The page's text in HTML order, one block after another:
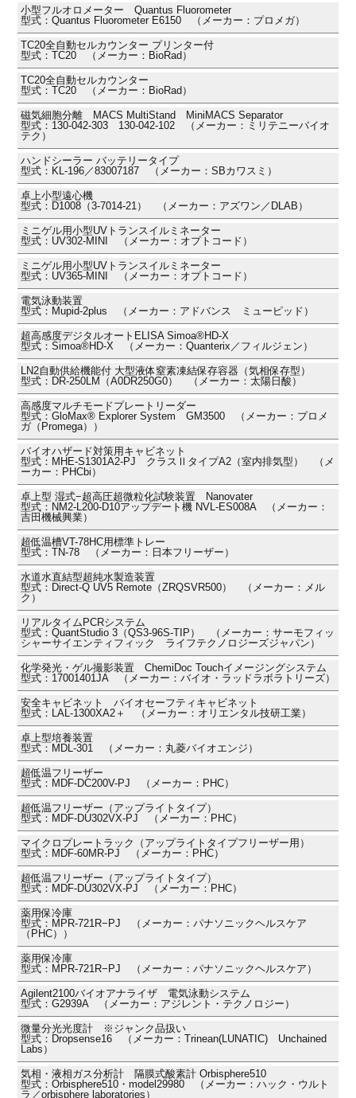
小型フルオロメーター Quantus Fluorometer
型式：Quantus Fluorometer E6150 （メーカー：プロメガ）
TC20全自動セルカウンター プリンター付
型式：TC20 （メーカー：BioRad）
TC20全自動セルカウンター
型式：TC20 （メーカー：BioRad）
磁気細胞分離 MACS MultiStand MiniMACS Separator
型式：130-042-303 130-042-102 （メーカー：ミリテニーバイオ
テク）
ハンドシーラー バッテリータイプ
型式：KL-196／83007187 （メーカー：SBカワスミ）
卓上小型遠心機
型式：D1008（3-7014-21） （メーカー：アズワン／DLAB）
ミニゲル用小型UVトランスイルミネーター
型式：UV302-MINI （メーカー：オプトコード）
ミニゲル用小型UVトランスイルミネーター
型式：UV365-MINI （メーカー：オプトコード）
電気泳動装置
型式：Mupid-2plus （メーカー：アドバンス ミューピッド）
超高感度デジタルオートELISA Simoa®HD-X
型式：Simoa®HD-X （メーカー：Quanterix／フィルジェン）
LN2自動供給機能付 大型液体窒素凍結保存容器（気相保存型）
型式：DR-250LM（A0DR250G0） （メーカー：太陽日酸）
高感度マルチモードプレートリーダー
型式：GloMax® Explorer System GM3500 （メーカー：プロメ
ガ（Promega））
バイオハザード対策用キャビネット
型式：MHE-S1301A2-PJ クラスⅡタイプA2（室内排気型） （メ
ーカー：PHCbi）
卓上型 湿式−超高圧超微粒化試験装置 Nanovater
型式：NM2-L200-D10アップデート機 NVL-ES008A （メーカー：
吉田機械興業）
超低温槽VT-78HC用標準トレー
型式：TN-78 （メーカー：日本フリーザー）
水道水直結型超純水製造装置
型式：Direct-Q UV5 Remote（ZRQSVR500） （メーカー：メル
ク）
リアルタイムPCRシステム
型式：QuantStudio 3（QS3-96S-TIP） （メーカー：サーモフィッ
シャーサイエンティフィック ライフテクノロジーズジャパン）
化学発光・ゲル撮影装置 ChemiDoc Touchイメージングシステム
型式：17001401JA （メーカー：バイオ・ラッドラボラトリーズ）
安全キャビネット バイオセーフティキャビネット
型式：LAL-1300XA2＋ （メーカー：オリエンタル技研工業）
卓上型培養装置
型式：MDL-301 （メーカー：丸菱バイオエンジ）
超低温フリーザー
型式：MDF-DC200V-PJ （メーカー：PHC）
超低温フリーザー（アップライトタイプ）
型式：MDF-DU302VX-PJ （メーカー：PHC）
マイクロプレートラック（アップライトタイプフリーザー用）
型式：MDF-60MR-PJ （メーカー：PHC）
超低温フリーザー（アップライトタイプ）
型式：MDF-DU302VX-PJ （メーカー：PHC）
薬用保冷庫
型式：MPR-721R−PJ （メーカー：パナソニックヘルスケア
（PHC））
薬用保冷庫
型式：MPR-721R−PJ （メーカー：パナソニックヘルスケア）
Agilent2100バイオアナライザ 電気泳動システム
型式：G2939A （メーカー：アジレント・テクノロジー）
微量分光光度計 ※ジャンク品扱い
型式：Dropsense16 （メーカー：Trinean(LUNATIC) Unchained
Labs）
気相・液相ガス分析計 隔膜式酸素計 Orbisphere510
型式：Orbisphere510・model29980 （メーカー：ハック・ウルト
ラ／orbisphere laboratories）